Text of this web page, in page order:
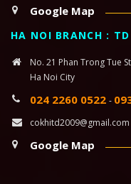
Google Map
HA NOI BRANCH :
No. 21 Phan Trong Tue
Ha Noi City
024 2260 0522 -
cokhitd2009@gmail.com
Google Map